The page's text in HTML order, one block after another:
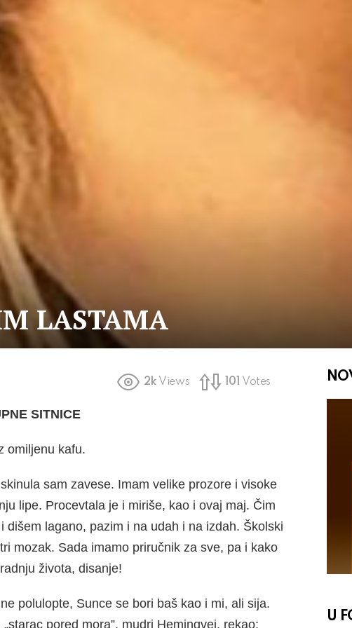
LASTAMA
2k Views 101 Votes
SITNICE
omiljenu kafu.
sam zavese. Imam velike prozore i visoke
lipe. Procevtala je i miriše, kao i ovaj maj. Čim
dišem lagano, pazim i na udah i na izdah. Školski
mozak. Sada imamo priručnik za sve, pa i kako
života, disanje!
polulopte, Sunce se bori baš kao i mi, ali sija.
pored mora”, mudri Hemingvej, rekao:
U